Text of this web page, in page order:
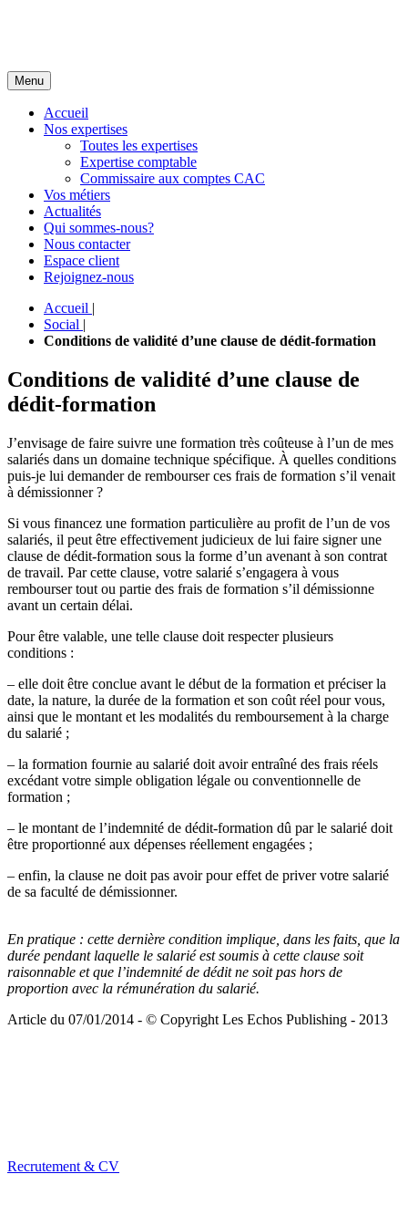
Menu
Accueil
Nos expertises
Toutes les expertises
Expertise comptable
Commissaire aux comptes CAC
Vos métiers
Actualités
Qui sommes-nous?
Nous contacter
Espace client
Rejoignez-nous
Accueil |
Social |
Conditions de validité d’une clause de dédit-formation
Conditions de validité d’une clause de
dédit-formation
J’envisage de faire suivre une formation très coûteuse à l’un de mes
salariés dans un domaine technique spécifique. À quelles conditions
puis-je lui demander de rembourser ces frais de formation s’il venait
à démissionner ?
Si vous financez une formation particulière au profit de l’un de vos
salariés, il peut être effectivement judicieux de lui faire signer une
clause de dédit-formation sous la forme d’un avenant à son contrat
de travail. Par cette clause, votre salarié s’engagera à vous
rembourser tout ou partie des frais de formation s’il démissionne
avant un certain délai.
Pour être valable, une telle clause doit respecter plusieurs
conditions :
– elle doit être conclue avant le début de la formation et préciser la
date, la nature, la durée de la formation et son coût réel pour vous,
ainsi que le montant et les modalités du remboursement à la charge
du salarié ;
– la formation fournie au salarié doit avoir entraîné des frais réels
excédant votre simple obligation légale ou conventionnelle de
formation ;
– le montant de l’indemnité de dédit-formation dû par le salarié doit
être proportionné aux dépenses réellement engagées ;
– enfin, la clause ne doit pas avoir pour effet de priver votre salarié
de sa faculté de démissionner.
En pratique : cette dernière condition implique, dans les faits, que la
durée pendant laquelle le salarié est soumis à cette clause soit
raisonnable et que l’indemnité de dédit ne soit pas hors de
proportion avec la rémunération du salarié.
Article du 07/01/2014 - © Copyright Les Echos Publishing - 2013
Recrutement & CV